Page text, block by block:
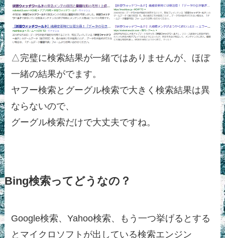
△完璧に検索結果が一緒ではありませんが、ほぼ
一緒の結果がでます。
ヤフー検索とグーグル検索で大きく検索結果は異
ならないので、
グーグル検索だけで大丈夫ですね。
Bing検索ってどうなの？
Google検索、Yahoo検索、もう一つ挙げるとする
とマイクロソフトが出している検索エンジン